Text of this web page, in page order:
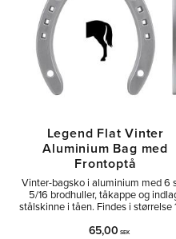
Legend Flat Vinter
Aluminium Bag med
Frontoptå
Vinter-bagsko i aluminium med 6
5/16 brodhuller, tåkappe og
stålskinne i tåen. Findes i størrelse
65,00 SEK